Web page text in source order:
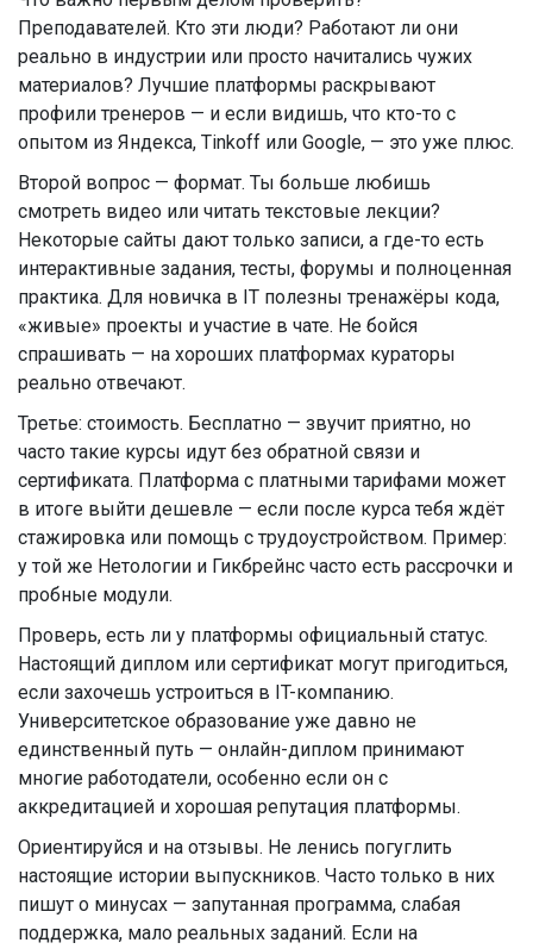
Преподавателей. Кто эти люди? Работают ли они
реально в индустрии или просто начитались чужих
материалов? Лучшие платформы раскрывают
профили тренеров — и если видишь, что кто-то с
опытом из Яндекса, Tinkoff или Google, — это уже плюс.
Второй вопрос — формат. Ты больше любишь
смотреть видео или читать текстовые лекции?
Некоторые сайты дают только записи, а где-то есть
интерактивные задания, тесты, форумы и полноценная
практика. Для новичка в IT полезны тренажёры кода,
«живые» проекты и участие в чате. Не бойся
спрашивать — на хороших платформах кураторы
реально отвечают.
Третье: стоимость. Бесплатно — звучит приятно, но
часто такие курсы идут без обратной связи и
сертификата. Платформа с платными тарифами может
в итоге выйти дешевле — если после курса тебя ждёт
стажировка или помощь с трудоустройством. Пример:
у той же Нетологии и Гикбрейнс часто есть рассрочки и
пробные модули.
Проверь, есть ли у платформы официальный статус.
Настоящий диплом или сертификат могут пригодиться,
если захочешь устроиться в IT-компанию.
Университетское образование уже давно не
единственный путь — онлайн-диплом принимают
многие работодатели, особенно если он с
аккредитацией и хорошая репутация платформы.
Ориентируйся и на отзывы. Не ленись погуглить
настоящие истории выпускников. Часто только в них
пишут о минусах — запутанная программа, слабая
поддержка, мало реальных заданий. Если на